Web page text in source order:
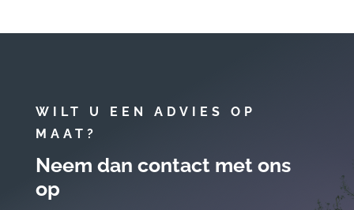
WILT U EEN ADVIES OP
MAAT?
Neem dan contact met ons
op